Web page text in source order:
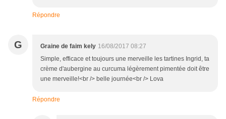
Répondre
G Graine de faim kely 16/08/2017 08:27
Simple, efficace et toujours une merveille les tartines Ingrid, ta
crème d'aubergine au curcuma légèrement pimentée doit être
une merveille!<br /> belle journée<br /> Lova
Répondre